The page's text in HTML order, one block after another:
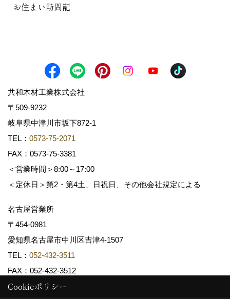
お住まい訪問記
共和木材工業株式会社
〒509-9232
岐阜県中津川市坂下872‐1
TEL： 0573-75-2071
FAX：0573-75-3381
＜営業時間＞8:00～17:00
＜定休日＞第2・第4土、日祝日、その他会社規定による
名古屋営業所
〒454-0981
愛知県名古屋市中川区吉津4-1507
TEL： 052-432-3511
FAX：052-432-3512
Cookieポリシー